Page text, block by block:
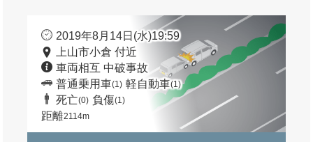
2019年8月14日(水)19:59
上山市小倉 付近
車両相互 中破事故
普通乗用車(1) 軽自動車(1)
死亡(0) 負傷(1)
距離2114m